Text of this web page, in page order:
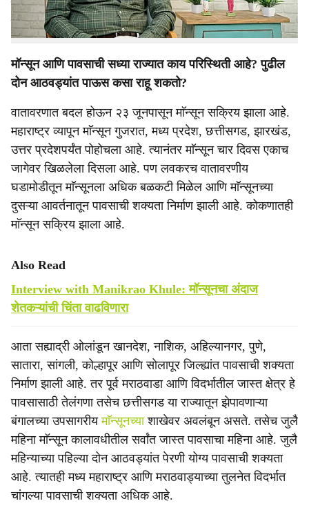
पंधरवाड्यात पेरणीयोग्य पाऊस पडेल का, याविषयी हवामान विभागाचे
निवृत्त शास्त्रज्ञ माणिकराव खुळे यांच्याशी साधलेला संवाद.
मॉन्सून आणि पावसाची सध्या राज्यात काय परिस्थिती आहे? पुढील
दोन आठवड्यांत पाऊस कसा राहू शकतो?
वातावरणात बदल होऊन २३ जूनपासून माॅन्सून सक्रिय झाला आहे.
महाराष्ट्र व्यापून माॅन्सून गुजरात, मध्य प्रदेश, छत्तीसगड, झारखंड,
उत्तर प्रदेशपर्यंत पोहोचला आहे. त्यानंतर माॅन्सून चार दिवस एकाच
जागेवर खिळलेला दिसला आहे. पण लवकरच वातावरणीय
घडामोडीतून माॅन्सूनला अधिक बळकटी मिळेल आणि माॅन्सूनच्या
दुसऱ्या आवर्तनातून पावसाची शक्यता निर्माण झाली आहे. कोकणातही
माॅन्सून सक्रिय झाला आहे.
Also Read
Interview with Manikrao Khule: मॉन्सूनचा अंदाज
शेतकऱ्यांची चिंता वाढविणारा
आता सह्याद्री ओलांडून खानदेश, नाशिक, अहिल्यानगर, पुणे,
सातारा, सांगली, कोल्हापूर आणि सोलापूर जिल्ह्यांत पावसाची शक्यता
निर्माण झाली आहे. तर पूर्व मराठवाडा आणि विदर्भातील जास्त क्षेत्र हे
पावसासाठी तेलंगणा तसेच छत्तीसगड या राज्यातून झेपावणाऱ्या
बंगालच्या उपसागरीयमाॅन्सूनच्याशाखेवर अवलंबून असते. तसेच जुलै
महिना माॅन्सून कालावधीतील सर्वांत जास्त पावसाचा महिना आहे. जुलै
महिन्याच्या पहिल्या दोन आठवड्यांत पेरणी योग्य पावसाची शक्यता
आहे. त्यातही मध्य महाराष्ट्र आणि मराठवाड्याच्या तुलनेत विदर्भात
चांगल्या पावसाची शक्यता अधिक आहे.